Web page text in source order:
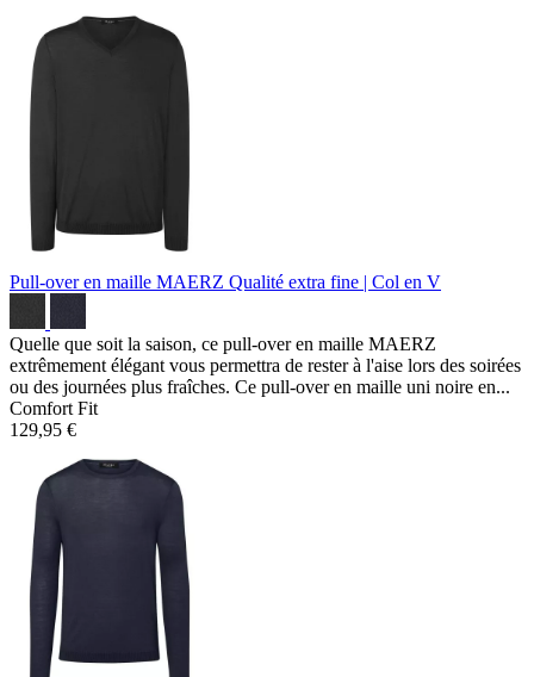
Pull-over en maille MAERZ Qualité extra fine | Col en V
Quelle que soit la saison, ce pull-over en maille MAERZ
extrêmement élégant vous permettra de rester à l'aise lors des soirées
ou des journées plus fraîches. Ce pull-over en maille uni noire en...
Comfort Fit
129,95 €